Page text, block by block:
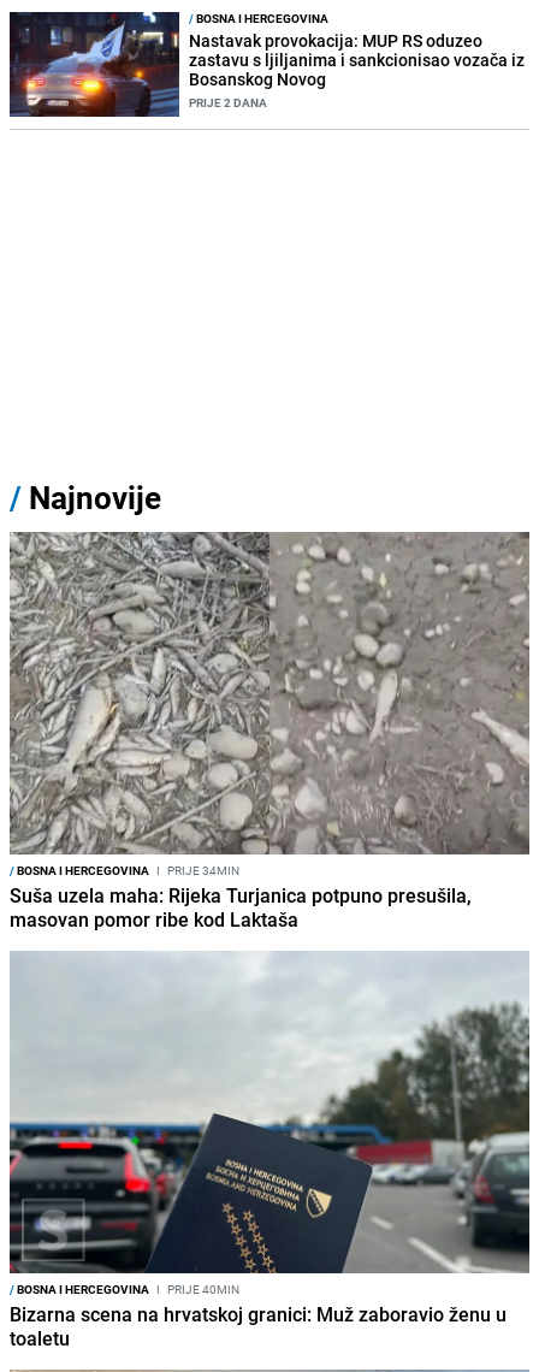
/BOSNA I HERCEGOVINA
Nastavak provokacija: MUP RS oduzeo
zastavu s ljiljanima i sankcionisao vozača iz
Bosanskog Novog
PRIJE 2 DANA
/ Najnovije
/BOSNA I HERCEGOVINA I PRIJE 34MIN
Suša uzela maha: Rijeka Turjanica potpuno presušila,
masovan pomor ribe kod Laktaša
/BOSNA I HERCEGOVINA I PRIJE 40MIN
Bizarna scena na hrvatskoj granici: Muž zaboravio ženu u
toaletu